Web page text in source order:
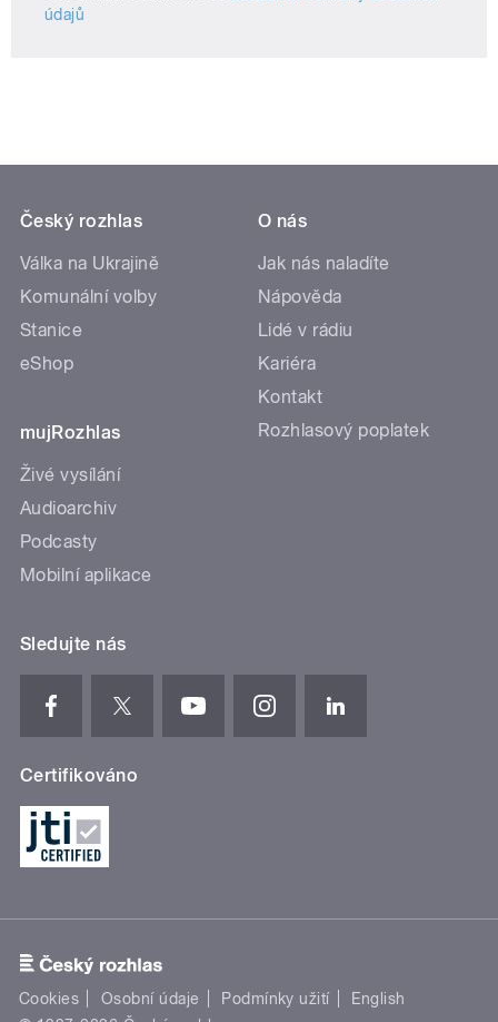
údajů
Český rozhlas
Válka na Ukrajině
Komunální volby
Stanice
eShop
mujRozhlas
Živé vysílání
Audioarchiv
Podcasty
Mobilní aplikace
O nás
Jak nás naladíte
Nápověda
Lidé v rádiu
Kariéra
Kontakt
Rozhlasový poplatek
Sledujte nás
Certifikováno
Cookies Osobní údaje Podmínky užití
English